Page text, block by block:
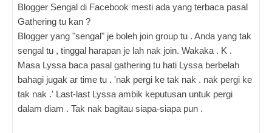
Blogger Sengal di Facebook mesti ada yang terbaca pasal
Gathering tu kan ?
Blogger yang "sengal" je boleh join group tu . Anda yang tak
sengal tu , tinggal harapan je lah nak join. Wakaka . K .
Masa Lyssa baca pasal gathering tu hati Lyssa berbelah
bahagi jugak ar time tu . 'nak pergi ke tak nak . nak pergi ke
tak nak .' Last-last Lyssa ambik keputusan untuk pergi
dalam diam . Tak nak bagitau siapa-siapa pun .